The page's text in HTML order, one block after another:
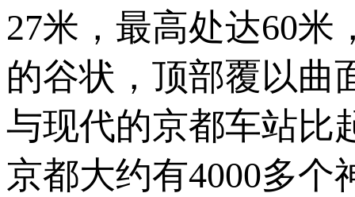
27米，最高处达60米
的谷状，顶部覆以曲
与现代的京都车站比
京都大约有4000多个